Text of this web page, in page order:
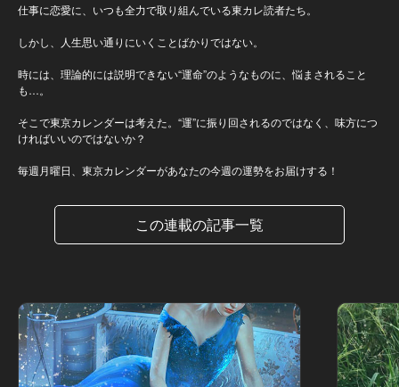
仕事に恋愛に、いつも全力で取り組んでいる東カレ読者たち。
しかし、人生思い通りにいくことばかりではない。
時には、理論的には説明できない“運命”のようなものに、悩まされること
も…。
そこで東京カレンダーは考えた。“運”に振り回されるのではなく、味方につ
ければいいのではないか？
毎週月曜日、東京カレンダーがあなたの今週の運勢をお届けする！
この連載の記事一覧